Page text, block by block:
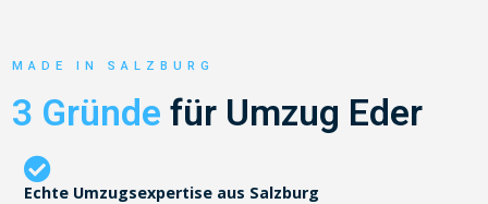
MADE IN SALZBURG
3 Gründe für Umzug Eder
Echte Umzugsexpertise aus Salzburg